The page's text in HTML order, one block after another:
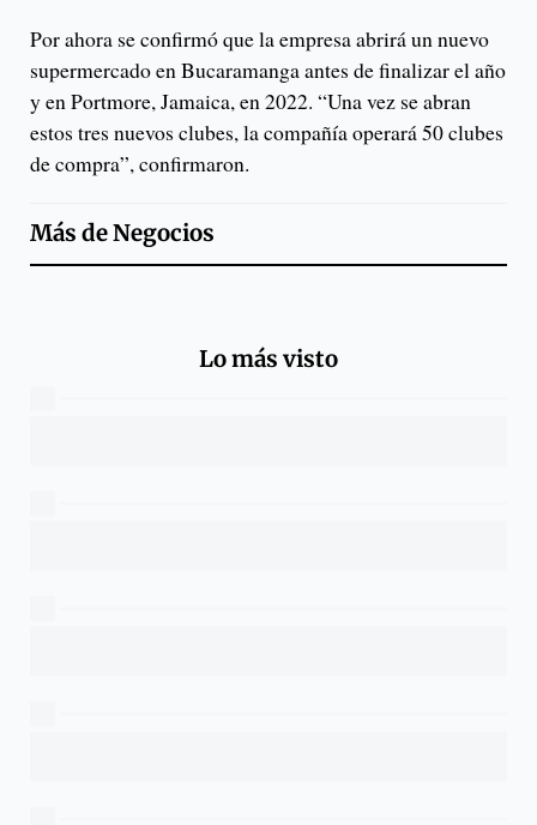
Por ahora se confirmó que la empresa abrirá un nuevo
supermercado en Bucaramanga antes de finalizar el año
y en Portmore, Jamaica, en 2022. “Una vez se abran
estos tres nuevos clubes, la compañía operará 50 clubes
de compra”, confirmaron.
Más deNegocios
Lo más visto